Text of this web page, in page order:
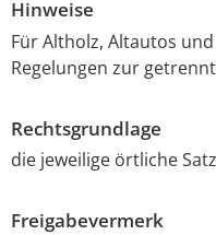
Hinweise
Für Altholz, Altautos
Regelungen zur
Rechtsgrundlage
die jeweilige örtliche
Freigabevermerk